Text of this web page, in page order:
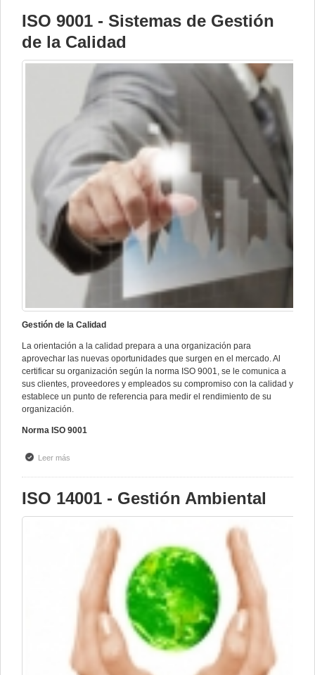
ISO 9001 - Sistemas de Gestión
de la Calidad
Gestión de la Calidad
La orientación a la calidad prepara a una organización para
aprovechar las nuevas oportunidades que surgen en el mercado. Al
certificar su organización según la norma ISO 9001, se le comunica a
sus clientes, proveedores y empleados su compromiso con la calidad y
establece un punto de referencia para medir el rendimiento de su
organización.
Norma ISO 9001
Leer más
ISO 14001 - Gestión Ambiental